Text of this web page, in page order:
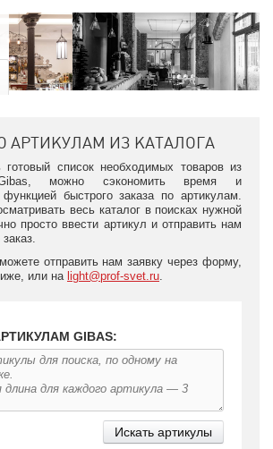
Gibas является приверженцем
традиций предков в сочетании с
Каждая коллекция имеет свои
но вместе с тем несет в себе общий
мастерами в каждую из них.
Шебби Шик привлекает своими
коллекция подкупает своей
а неоклассическая — легкостью и
внимание заслужила коллекция
используется минимум деталей, лишь
контуры и запутанные линии, однако
весьма оригинально, что подтверждает
АРТИКУЛАМ ИЗ КАТАЛОГА
список необходимых товаров из
Gibas, можно сэкономить время и
функцией быстрого заказа по артикулам.
весь каталог в поисках нужной
просто ввести артикул и отправить нам
отправить нам заявку через форму,
или на light@prof-svet.ru.
GIBAS: